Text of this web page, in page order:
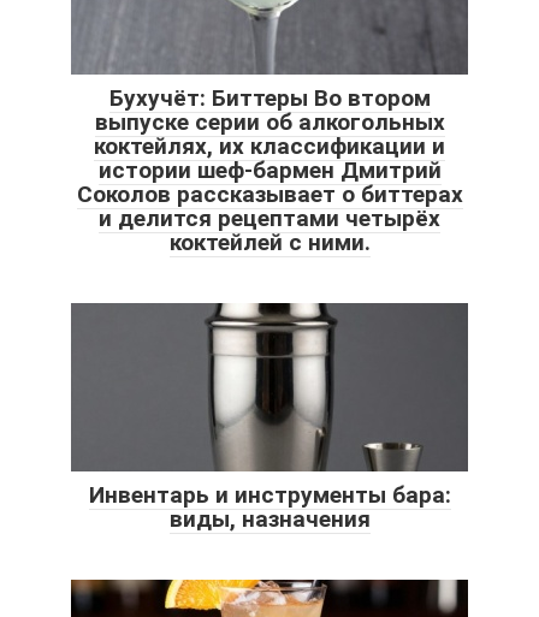
Бухучёт: Биттеры Во втором
выпуске серии об алкогольных
коктейлях, их классификации и
истории шеф-бармен Дмитрий
Соколов рассказывает о биттерах
и делится рецептами четырёх
коктейлей с ними.
Инвентарь и инструменты бара:
виды, назначения